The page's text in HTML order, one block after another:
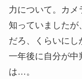
力について。カメ
知っていましたが
だろ、くらいに
一年後に自分が中
は…。